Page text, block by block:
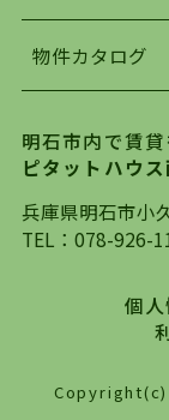
を行っており
ります。店
自身でインタ
探していただ
対して、専門
せていただ
は、一度だ
お付き合い
職・ご結婚
わたる、良
た営業スタ
物件カタログ
明石市内で賃
ピタットハウ
兵庫県明石市小
TEL： 078-926-
個
Copyright(c)